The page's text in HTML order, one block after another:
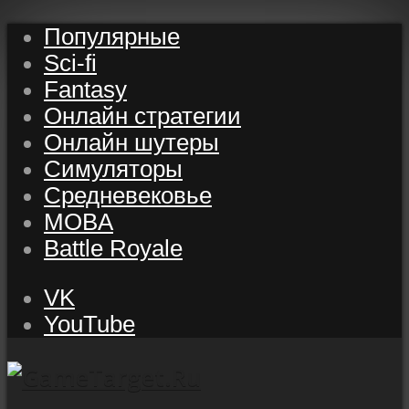
Популярные
Sci-fi
Fantasy
Онлайн стратегии
Онлайн шутеры
Симуляторы
Средневековье
MOBA
Battle Royale
VK
YouTube